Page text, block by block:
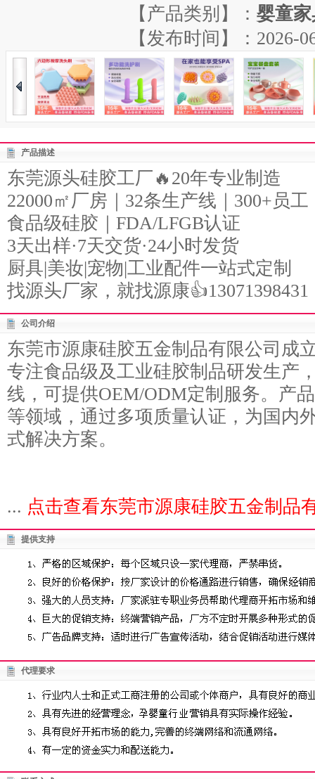
【产品类别】： 婴童
【发布时间】：2026-
产品描述
东莞源头硅胶工厂🔥20年专业制造
22000㎡厂房｜32条生产线｜300+员工
食品级硅胶｜FDA/LFGB认证
3天出样·7天交货·24小时发货
厨具|美妆|宠物|工业配件一站式定制
找源头厂家，就找源康👍13071398431
公司介绍
东莞市源康硅胶五金制品有限公司成
专注食品级及工业硅胶制品研发生产
线，可提供OEM/ODM定制服务。产
等领域，通过多项质量认证，为国内
式解决方案。
... 点击查看东莞市源康硅胶五金制品
提供支持
代理要求